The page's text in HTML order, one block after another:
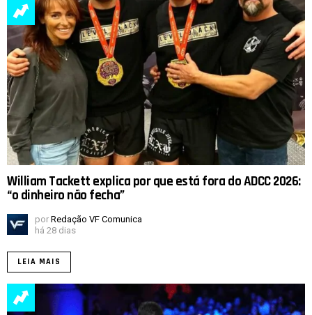
William Tackett explica por que está fora do ADCC 2026:
“o dinheiro não fecha”
por Redação VF Comunica
há 28 dias
LEIA MAIS